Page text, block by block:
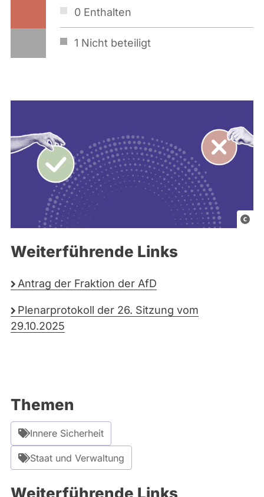
0 Enthalten
1 Nicht beteiligt
G
Weiterführende Links
Antrag der Fraktion der AfD
Plenarprotokoll der 26. Sitzung vom
29.10.2025
Themen
Innere Sicherheit
Staat und Verwaltung
Weiterführende Links